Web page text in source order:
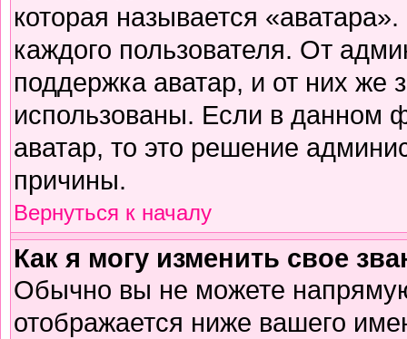
которая называется
каждого пользователя. От
поддержка аватар, и от них же
использованы. Если в данном
аватар, то это решение
причины.
Вернуться к началу
Как я могу изменить свое
Обычно вы не можете
отображается ниже вашего